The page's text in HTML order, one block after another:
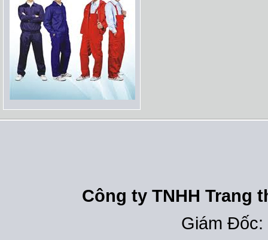
Công ty TNHH Trang
Giám Đốc: